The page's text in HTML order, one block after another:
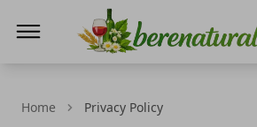
Home Privacy Policy